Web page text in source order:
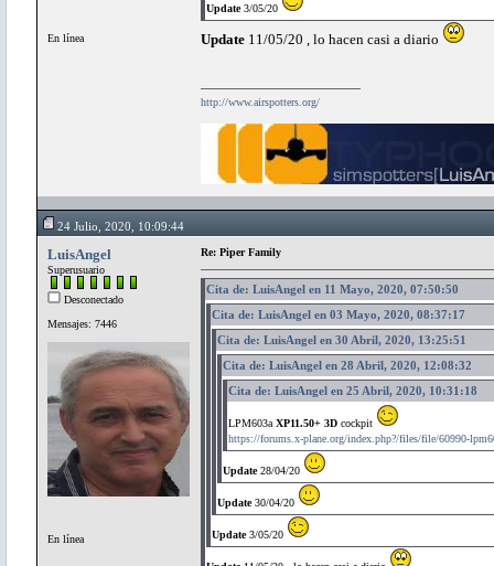
En línea
Update3/05/20
Update 11/05/20 , lo hacen casi a diario
http://www.airspotters.org/
24 Julio, 2020, 10:09:44
LuisAngel
Superusuario
Desconectado
Mensajes: 7446
En línea
Re: Piper Family
Cita de: LuisAngel en 11 Mayo, 2020, 07:50:50
Cita de: LuisAngel en 03 Mayo, 2020, 08:37:17
Cita de: LuisAngel en 30 Abril, 2020, 13:25:51
Cita de: LuisAngel en 28 Abril, 2020, 12:08:32
Cita de: LuisAngel en 25 Abril, 2020, 10:31:18
LPM603a XP11.50+ 3D cockpit
https://forums.x-plane.org/index.php?/files/file/60990-
Update28/04/20
Update30/04/20
Update3/05/20